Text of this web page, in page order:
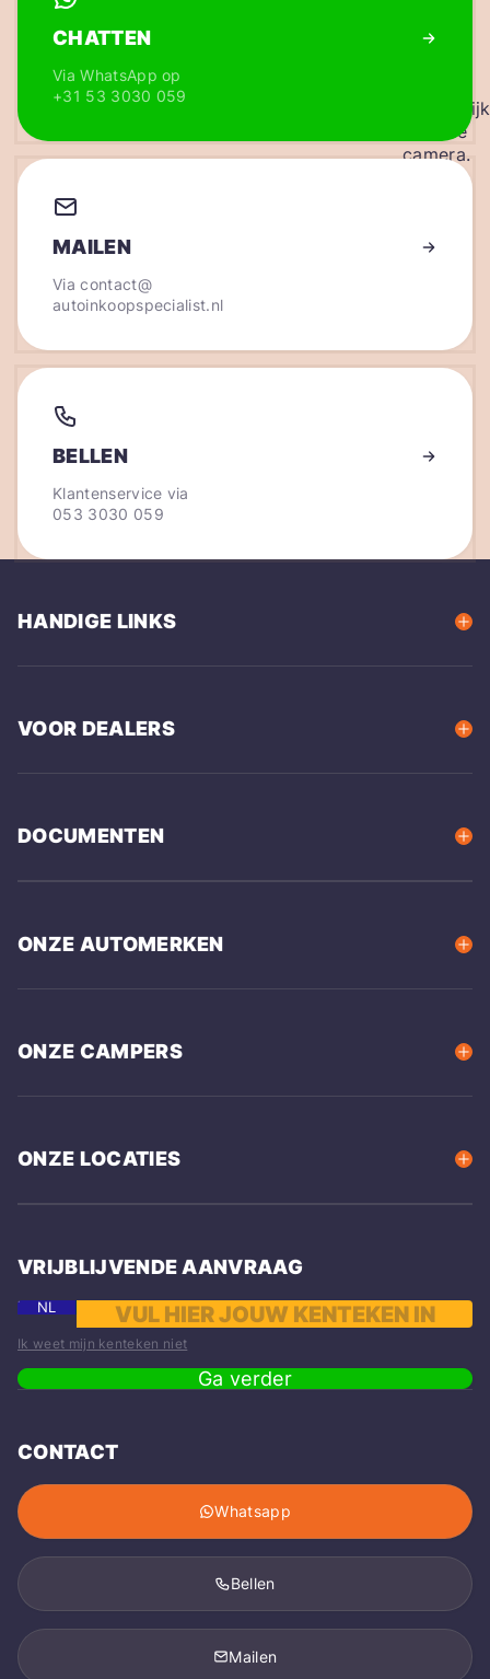
CHATTEN
Via WhatsApp op
+31 53 3030 059
MAILEN
Viacontact@
autoinkoopspecialist.nl
BELLEN
Klantenservice via
053 3030 059
HANDIGE LINKS
VOOR DEALERS
DOCUMENTEN
ONZE AUTOMERKEN
ONZE CAMPERS
ONZE LOCATIES
VRIJBLIJVENDE AANVRAAG
NL
Ik weet mijn kenteken niet
Ga verder
CONTACT
Whatsapp
Bellen
Mailen